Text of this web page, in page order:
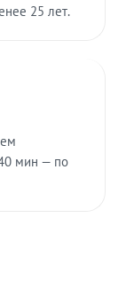
25 лет.
мин — по